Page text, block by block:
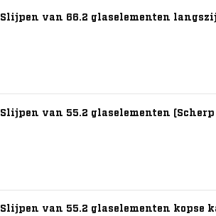
Slijpen van 66.2 glaselementen
Slijpen van 55.2 glaselementen
Slijpen van 55.2 glaselementen kopse